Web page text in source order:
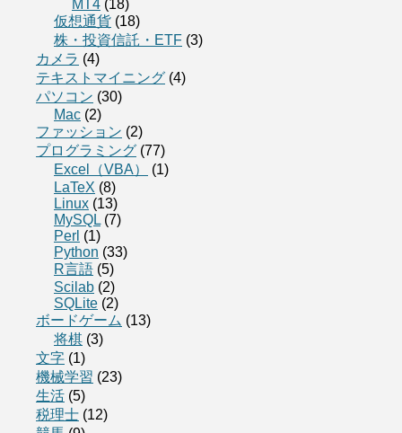
MT4 (18)
仮想通貨 (18)
株・投資信託・ETF (3)
カメラ (4)
テキストマイニング (4)
パソコン (30)
Mac (2)
ファッション (2)
プログラミング (77)
Excel（VBA）
(1)
LaTeX (8)
Linux (13)
MySQL (7)
Perl (1)
Python (33)
R言語 (5)
Scilab (2)
SQLite (2)
ボードゲーム (13)
将棋 (3)
文字 (1)
機械学習 (23)
生活 (5)
税理士 (12)